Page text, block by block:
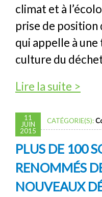
climat et à
prise de position
qui appelle à
culture du
Lire la suite >
11
JUIN
2015
CATÉGORIE(S):
PLUS DE 100
RENOMMÉS
NOUVEAUX